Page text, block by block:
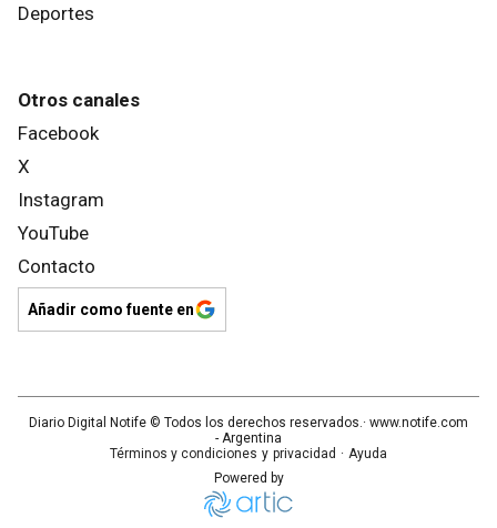
Deportes
Otros canales
Facebook
X
Instagram
YouTube
Contacto
Añadir como fuente en
Diario Digital Notife © Todos los derechos reservados.· www.notife.com
- Argentina
Términos y condiciones y privacidad · Ayuda
Powered by